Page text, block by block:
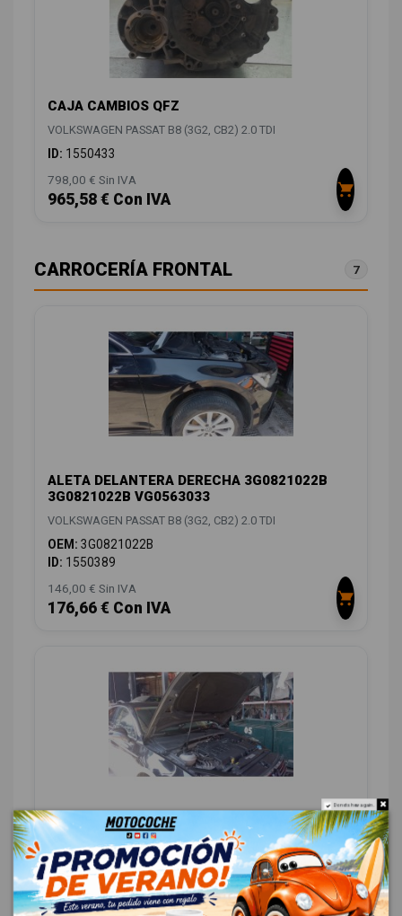
CAJA CAMBIOS QFZ
VOLKSWAGEN PASSAT B8 (3G2, CB2) 2.0 TDI
ID: 1550433
798,00 € Sin IVA
965,58 € Con IVA
CARROCERÍA FRONTAL 7
ALETA DELANTERA DERECHA 3G0821022B
3G0821022B VG0563033
VOLKSWAGEN PASSAT B8 (3G2, CB2) 2.0 TDI
OEM: 3G0821022B
ID: 1550389
146,00 € Sin IVA
176,66 € Con IVA
AMORTIGUADORES CAPO 3G0823359B
3G0823359B
VOLKSWAGEN PASSAT B8 (3G2, CB2) 2.0 TDI
OEM:3G0823359B
ID:1550401
Do not show again.